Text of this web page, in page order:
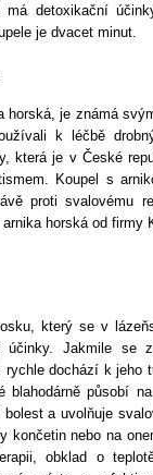
má detoxikační
je dvacet minut.
horská, je známá
k léčbě
která je v České
Koupel s
proti svalovému
horská od firmy
který se v
účinky. Jakmile se
rychle dochází k jeho
blahodárně působí
a uvolňuje
končetin nebo na
obklad o